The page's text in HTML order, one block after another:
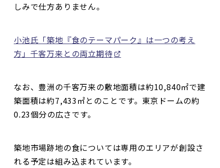
しみで仕方ありません。
小池氏「築地『食のテーマパーク』は一つの考え
方」千客万来との両立期待
なお、豊洲の千客万来の敷地面積は約10,840㎡で建
築面積は約7,433㎡とのことです。東京ドームの約
0.23個分の広さです。
築地市場跡地の食については専用のエリアが創設さ
れる予定は組み込まれています。